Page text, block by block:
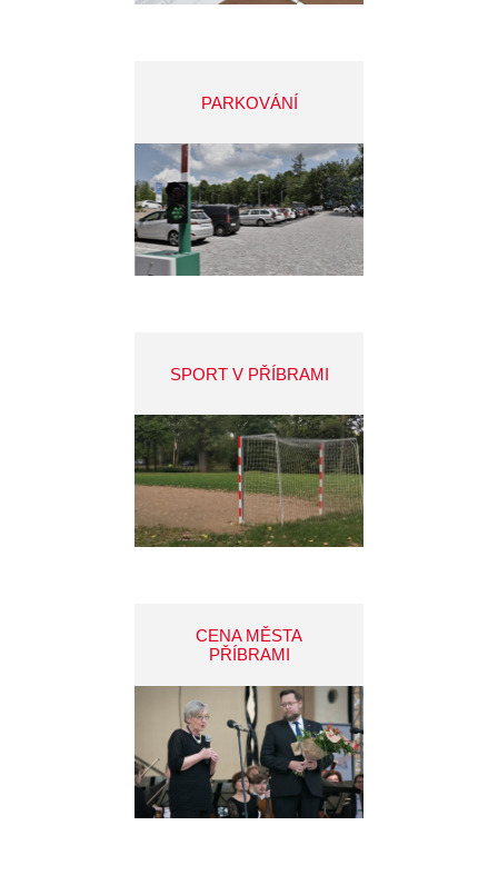
PARKOVÁNÍ
SPORT V PŘÍBRAMI
CENA MĚSTA
PŘÍBRAMI